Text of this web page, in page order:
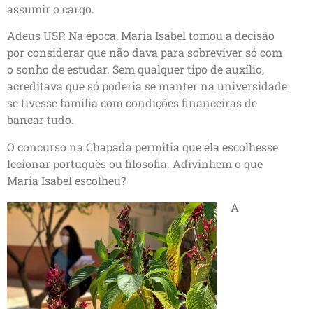
assumir o cargo.
Adeus USP. Na época, Maria Isabel tomou a decisão
por considerar que não dava para sobreviver só com
o sonho de estudar. Sem qualquer tipo de auxílio,
acreditava que só poderia se manter na universidade
se tivesse família com condições financeiras de
bancar tudo.
O concurso na Chapada permitia que ela escolhesse
lecionar português ou filosofia. Adivinhem o que
Maria Isabel escolheu?
A